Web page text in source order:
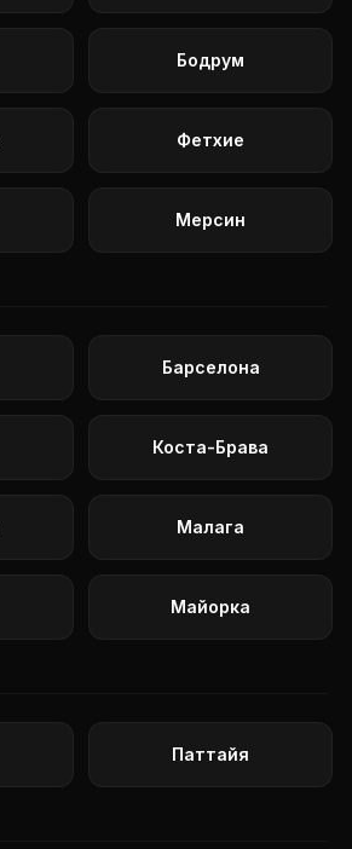
Бодрум
Фетхие
Мерсин
Барселона
Коста-Брава
Малага
Майорка
Паттайя